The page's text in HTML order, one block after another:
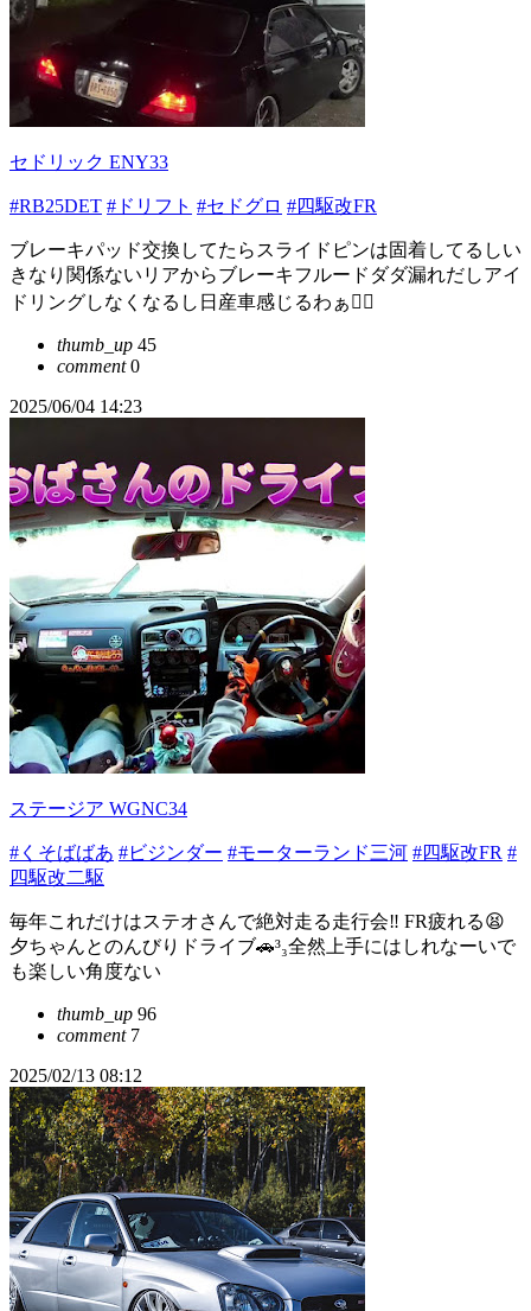
セドリック ENY33
#RB25DET #ドリフト #セドグロ #四駆改FR
ブレーキパッド交換してたらスライドピンは固着してるしい
きなり関係ないリアからブレーキフルードダダ漏れだしアイ
ドリングしなくなるし日産車感じるわぁ😮‍💨
thumb_up 45
comment0
2025/06/04 14:23
ステージア WGNC34
#くそばばあ #ビジンダー #モーターランド三河 #四駆改FR #
四駆改二駆
毎年これだけはステオさんで絶対走る走行会‼️ FR疲れる😫
夕ちゃんとのんびりドライブ🚗³₃全然上手にはしれなーいで
も楽しい角度ない
thumb_up 96
comment7
2025/02/13 08:12